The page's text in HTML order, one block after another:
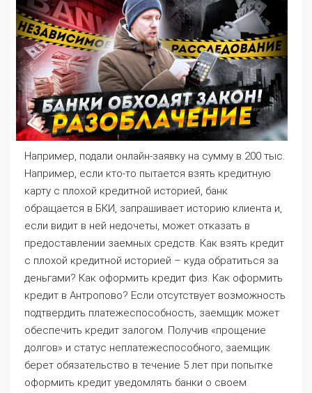
Например, подали онлайн-заявку на сумму в 200 тыс.
Например, если кто-то пытается взять кредитную
карту с плохой кредитной историей, банк
обращается в БКИ, запрашивает историю клиента и,
если видит в ней недочеты, может отказать в
предоставлении заемных средств. Как взять кредит
с плохой кредитной историей – куда обратиться за
деньгами? Как оформить кредит физ. Как оформить
кредит в Антропово? Если отсутствует возможность
подтвердить платежеспособность, заемщик может
обеспечить кредит залогом. Получив «прощение
долгов» и статус неплатежеспособного, заемщик
берет обязательство в течение 5 лет при попытке
оформить кредит уведомлять банки о своем